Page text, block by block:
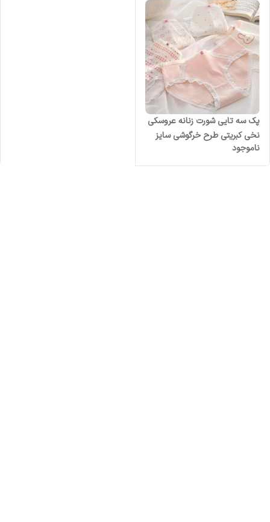
پک سه تایی شورت زنانه عروسکی
نخی کبریتی طرح خرگوشی سایز
بزرگ 3XL
ناموجود